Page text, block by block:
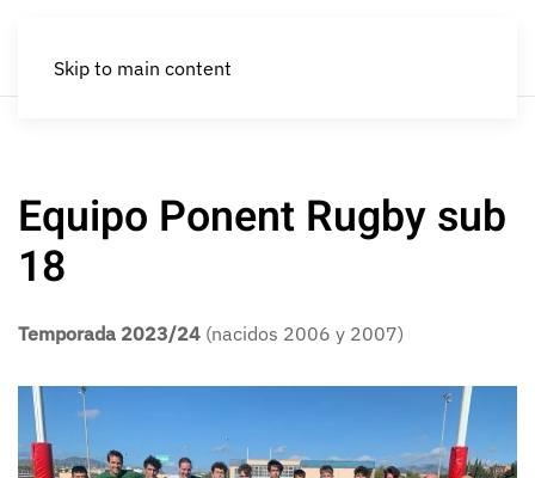
Skip to main content
Equipo Ponent Rugby sub
18
Temporada 2023/24 (nacidos 2006 y 2007)